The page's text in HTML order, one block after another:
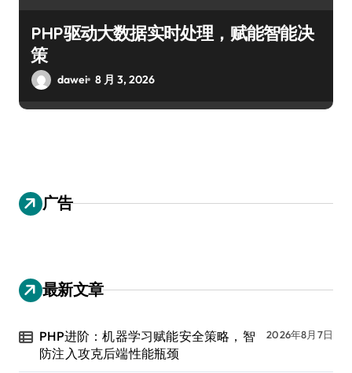
PHP驱动大数据实时处理，赋能智能决
策
dawei 8 月 3, 2026
广告
最新文章
PHP进阶：机器学习赋能安全策略，智
防注入攻克后端性能瓶颈
2026年8月7日